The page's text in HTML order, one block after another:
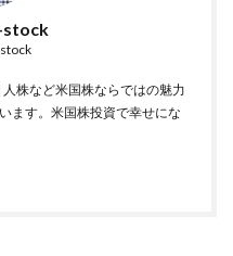
stock
株など米国株ならではの魅力
ます。米国株投資で幸せにな